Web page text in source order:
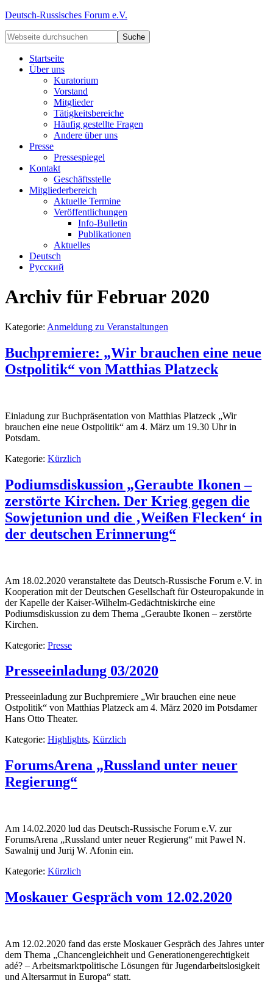
Deutsch-Russisches Forum e.V.
Startseite
Über uns
Kuratorium
Vorstand
Mitglieder
Tätigkeitsbereiche
Häufig gestellte Fragen
Andere über uns
Presse
Pressespiegel
Kontakt
Geschäftsstelle
Mitgliederbereich
Aktuelle Termine
Veröffentlichungen
Info-Bulletin
Publikationen
Aktuelles
Deutsch
Русский
Archiv für Februar 2020
Kategorie: Anmeldung zu Veranstaltungen
Buchpremiere: „Wir brauchen eine neue
Ostpolitik“ von Matthias Platzeck
Einladung zur Buchpräsentation von Matthias Platzeck „Wir
brauchen eine neue Ostpolitik“ am 4. März um 19.30 Uhr in
Potsdam.
Kategorie: Kürzlich
Podiumsdiskussion „Geraubte Ikonen –
zerstörte Kirchen. Der Krieg gegen die
Sowjetunion und die ‚Weißen Flecken‘ in
der deutschen Erinnerung“
Am 18.02.2020 veranstaltete das Deutsch-Russische Forum e.V. in
Kooperation mit der Deutschen Gesellschaft für Osteuropakunde in
der Kapelle der Kaiser-Wilhelm-Gedächtniskirche eine
Podiumsdiskussion zu dem Thema „Geraubte Ikonen – zerstörte
Kirchen.
Kategorie: Presse
Presseeinladung 03/2020
Presseeinladung zur Buchpremiere „Wir brauchen eine neue
Ostpolitik“ von Matthias Platzeck am 4. März 2020 im Potsdamer
Hans Otto Theater.
Kategorie: Highlights, Kürzlich
ForumsArena „Russland unter neuer
Regierung“
Am 14.02.2020 lud das Deutsch-Russische Forum e.V. zur
ForumsArena „Russland unter neuer Regierung“ mit Pawel N.
Sawalnij und Jurij W. Afonin ein.
Kategorie: Kürzlich
Moskauer Gespräch vom 12.02.2020
Am 12.02.2020 fand das erste Moskauer Gespräch des Jahres unter
dem Thema „Chancengleichheit und Generationengerechtigkeit
adé? – Arbeitsmarktpolitische Lösungen für Jugendarbeitslosigkeit
und Altersarmut in Europa“ statt.